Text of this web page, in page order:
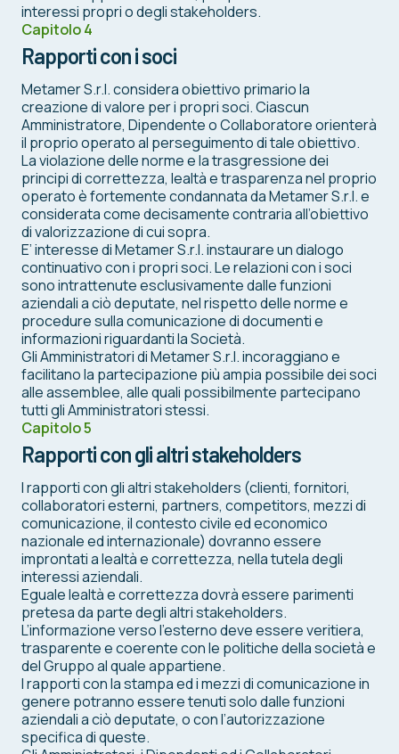
interessi propri o degli stakeholders.
Capitolo 4
Rapporti con i soci
Metamer S.r.l. considera obiettivo primario la
creazione di valore per i propri soci. Ciascun
Amministratore, Dipendente o Collaboratore orienterà
il proprio operato al perseguimento di tale obiettivo.
La violazione delle norme e la trasgressione dei
principi di correttezza, lealtà e trasparenza nel proprio
operato è fortemente condannata da Metamer S.r.l. e
considerata come decisamente contraria all’obiettivo
di valorizzazione di cui sopra.
E’ interesse di Metamer S.r.l. instaurare un dialogo
continuativo con i propri soci. Le relazioni con i soci
sono intrattenute esclusivamente dalle funzioni
aziendali a ciò deputate, nel rispetto delle norme e
procedure sulla comunicazione di documenti e
informazioni riguardanti la Società.
Gli Amministratori di Metamer S.r.l. incoraggiano e
facilitano la partecipazione più ampia possibile dei soci
alle assemblee, alle quali possibilmente partecipano
tutti gli Amministratori stessi.
Capitolo 5
Rapporti con gli altri stakeholders
I rapporti con gli altri stakeholders (clienti, fornitori,
collaboratori esterni, partners, competitors, mezzi di
comunicazione, il contesto civile ed economico
nazionale ed internazionale) dovranno essere
improntati a lealtà e correttezza, nella tutela degli
interessi aziendali.
Eguale lealtà e correttezza dovrà essere parimenti
pretesa da parte degli altri stakeholders.
L’informazione verso l’esterno deve essere veritiera,
trasparente e coerente con le politiche della società e
del Gruppo al quale appartiene.
I rapporti con la stampa ed i mezzi di comunicazione in
genere potranno essere tenuti solo dalle funzioni
aziendali a ciò deputate, o con l’autorizzazione
specifica di queste.